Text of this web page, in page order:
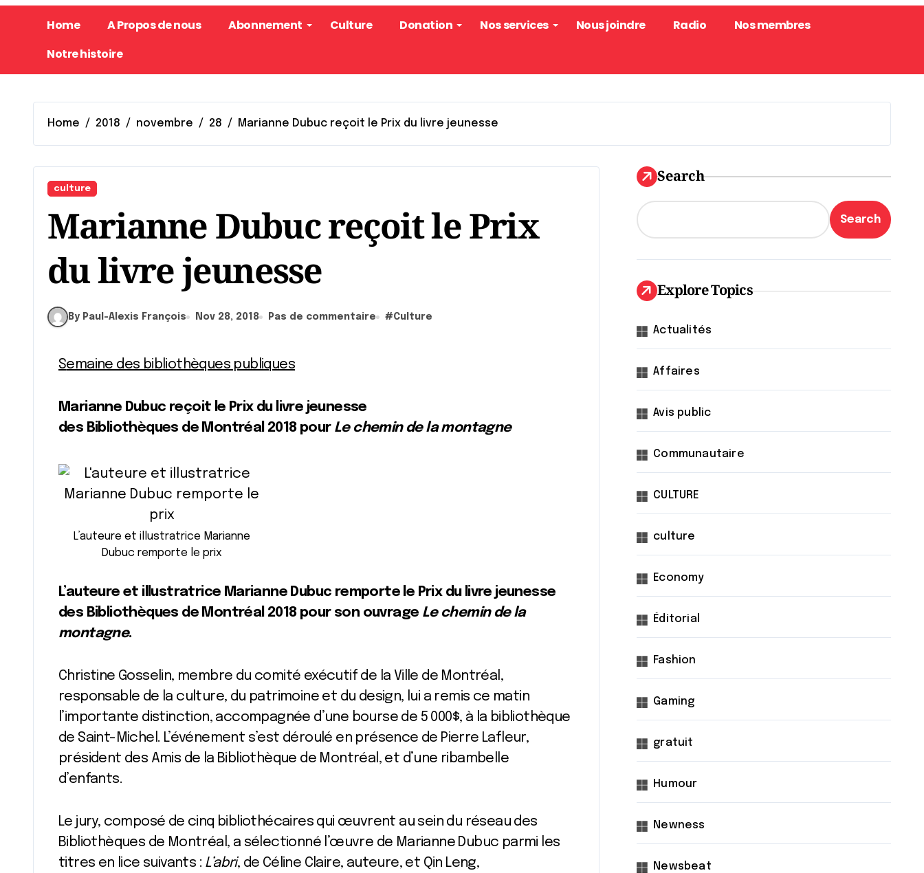
Home A Propos de nous Abonnement Culture Donation Nos services Nous joindre Radio
Nos membres
Notre histoire
Home 2018 novembre 28 Marianne Dubuc reçoit le Prix du livre jeunesse
culture
Marianne Dubuc reçoit le Prix
du livre jeunesse
By Paul-Alexis François Nov 28, 2018 Pas de commentaire #Culture
Semaine des bibliothèques publiques
Marianne Dubuc reçoit le Prix du livre jeunesse
des Bibliothèques de Montréal 2018 pour Le chemin de la montagne
L’auteure et illustratrice Marianne
Dubuc remporte le prix
L’auteure et illustratrice Marianne Dubuc remporte le Prix du livre jeunesse
des Bibliothèques de Montréal 2018 pour son ouvrage Le chemin de la
montagne.
Christine Gosselin, membre du comité exécutif de la Ville de Montréal,
responsable de la culture, du patrimoine et du design, lui a remis ce matin
l’importante distinction, accompagnée d’une bourse de 5 000$, à la bibliothèque
de Saint-Michel. L’événement s’est déroulé en présence de Pierre Lafleur,
président des Amis de la Bibliothèque de Montréal, et d’une ribambelle
d’enfants.
Le jury, composé de cinq bibliothécaires qui œuvrent au sein du réseau des
Bibliothèques de Montréal, a sélectionné l’œuvre de Marianne Dubuc parmi les
titres en lice suivants : L’abri, de Céline Claire, auteure, et Qin Leng,
Search
Search
Explore Topics
Actualités
Affaires
Avis public
Communautaire
CULTURE
culture
Economy
Éditorial
Fashion
Gaming
gratuit
Humour
Newness
Newsbeat